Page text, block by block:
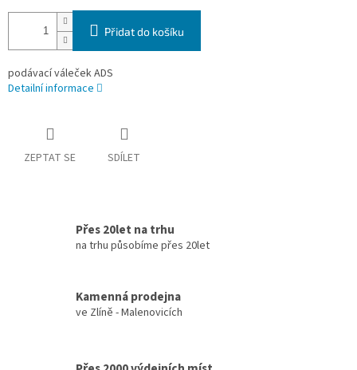
Přidat do košíku
podávací váleček ADS
Detailní informace
ZEPTAT SE SDÍLET
Přes 20let na trhu
na trhu působíme přes 20let
Kamenná prodejna
ve Zlíně - Malenovicích